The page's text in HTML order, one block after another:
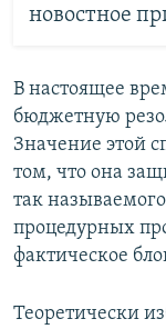
новостное
В настоящее
бюджетную
Значение этой
том, что она
так
процедурных
фактическое
Теоретически